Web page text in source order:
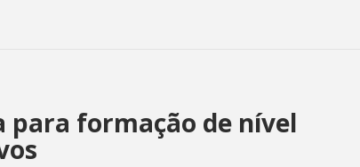
para formação de nível